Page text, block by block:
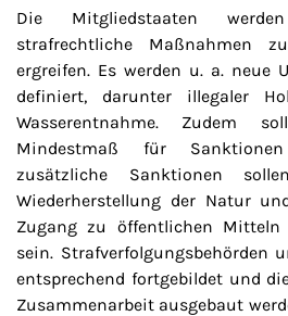
Die Mitgliedstaaten
strafrechtliche Maßnahmen
ergreifen. Es werden u. a. neue
definiert, darunter illegaler
Wasserentnahme. Zudem
Mindestmaß für
zusätzliche Sanktionen
Wiederherstellung der Natur
Zugang zu öffentlichen Mitteln
sein. Strafverfolgungsbehörden
entsprechend fortgebildet und
Zusammenarbeit ausgebaut